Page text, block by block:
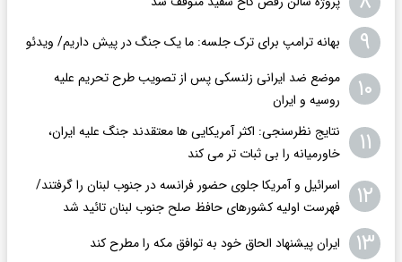
۹ بهانه ترامپ برای ترک جلسه: ما یک جنگ در پیش داریم/ ویدئو
۱۰
موضع ضد ایرانی زلنسکی پس از تصویب طرح تحریم علیه
روسیه و ایران
۱۱
نتایج نظرسنجی: اکثر آمریکایی ها معتقدند جنگ علیه ایران،
خاورمیانه را بی ثبات تر می کند
۱۲
اسرائیل و آمریکا جلوی حضور فرانسه در جنوب لبنان را گرفتند/
فهرست اولیه کشورهای حافظ صلح جنوب لبنان تائید شد
۱۳ ایران پیشنهاد الحاق خود به توافق مکه را مطرح کند